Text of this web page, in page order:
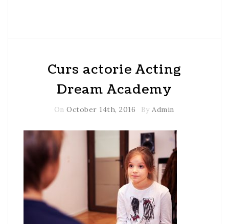
Curs actorie Acting
Dream Academy
On October 14th, 2016 By Admin